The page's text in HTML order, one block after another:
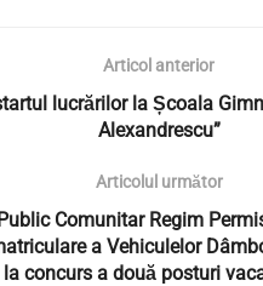
Articol anterior
lucrărilor la Școala
Alexandrescu”
Articolul următor
Comunitar Regim
a Vehiculelor
concurs a două posturi